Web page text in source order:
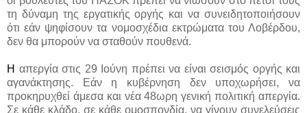
τη δύναμη της εργατικής οργής και να συνειδητοποιήσουν
ότι εάν ψηφίσουν τα νομοσχέδια εκτρώματα του Λοβέρδου,
δεν θα μπορούν να σταθούν πουθενά.
Η απεργία στις 29 Ιούνη πρέπει να είναι σεισμός οργής και
αγανάκτησης. Εάν η κυβέρνηση δεν υποχωρήσει, να
προκηρυχθεί άμεσα και νέα 48ωρη γενική πολιτική απεργία.
Σε κάθε κλάδο, σε κάθε ομοσπονδία, να γίνουν συνελεύσεις